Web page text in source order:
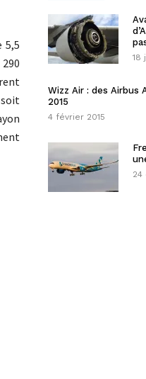
5,5
soit
18
Wizz Air : des Airbus
2015
4 février 2015
24